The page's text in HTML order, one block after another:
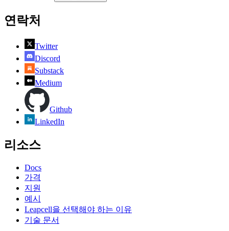
연락처
Twitter
Discord
Substack
Medium
Github
LinkedIn
리소스
Docs
가격
지원
예시
Leapcell을 선택해야 하는 이유
기술 문서